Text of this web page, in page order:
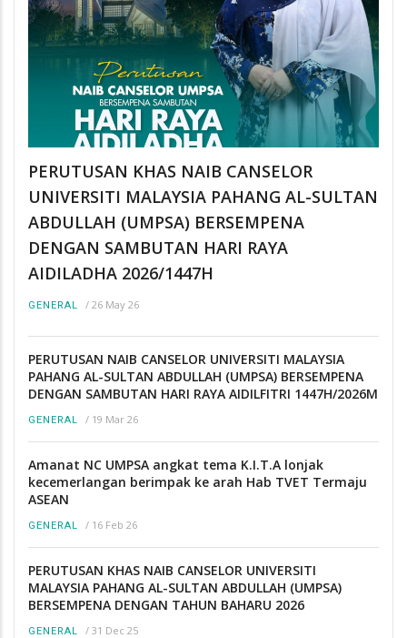
PERUTUSAN KHAS NAIB CANSELOR
UNIVERSITI MALAYSIA PAHANG AL-SULTAN
ABDULLAH (UMPSA) BERSEMPENA
DENGAN SAMBUTAN HARI RAYA
AIDILADHA 2026/1447H
GENERAL / 26 May 26
PERUTUSAN NAIB CANSELOR UNIVERSITI MALAYSIA
PAHANG AL-SULTAN ABDULLAH (UMPSA) BERSEMPENA
DENGAN SAMBUTAN HARI RAYA AIDILFITRI 1447H/2026M
GENERAL / 19 Mar 26
Amanat NC UMPSA angkat tema K.I.T.A lonjak
kecemerlangan berimpak ke arah Hab TVET Termaju
ASEAN
GENERAL / 16 Feb 26
PERUTUSAN KHAS NAIB CANSELOR UNIVERSITI
MALAYSIA PAHANG AL-SULTAN ABDULLAH (UMPSA)
BERSEMPENA DENGAN TAHUN BAHARU 2026
GENERAL / 31 Dec 25